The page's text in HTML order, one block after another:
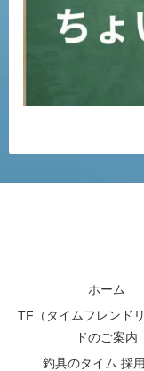
ホーム
TF（タイムフレンド
ドのご案内
釣具のタイム 採